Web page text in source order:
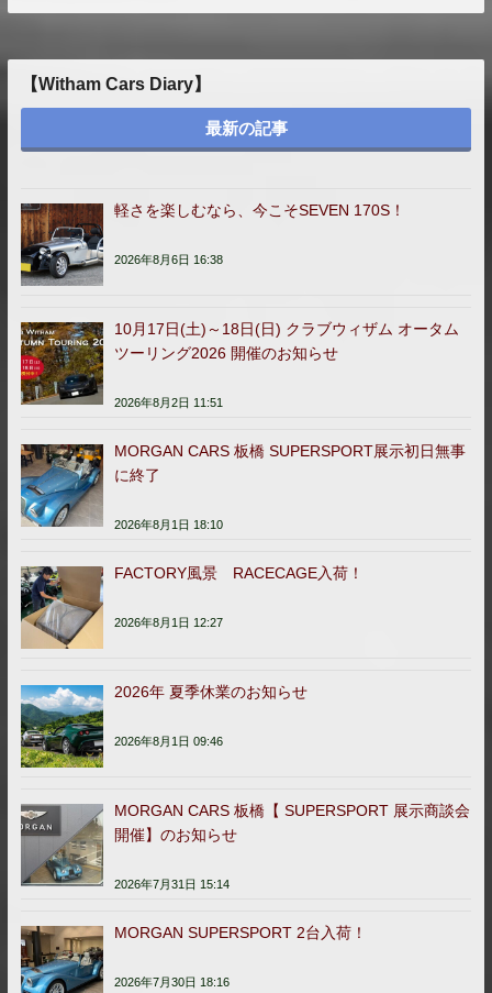
送
り
【Witham Cars Diary】
最新の記事
軽さを楽しむなら、今こそSEVEN 170S！
2026年8月6日 16:38
10月17日(土)～18日(日) クラブウィザム オータム
ツーリング2026 開催のお知らせ
2026年8月2日 11:51
MORGAN CARS 板橋 SUPERSPORT展示初日無事
に終了
2026年8月1日 18:10
FACTORY風景 RACECAGE入荷！
2026年8月1日 12:27
2026年 夏季休業のお知らせ
2026年8月1日 09:46
MORGAN CARS 板橋【 SUPERSPORT 展示商談会
開催】のお知らせ
2026年7月31日 15:14
MORGAN SUPERSPORT 2台入荷！
2026年7月30日 18:16